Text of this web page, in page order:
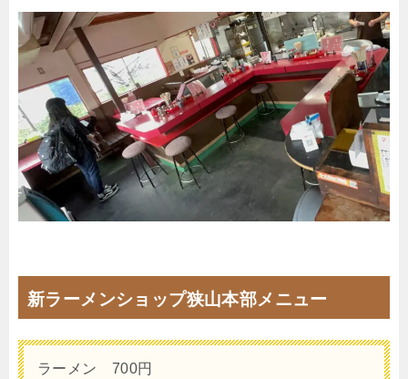
新ラーメンショップ狭山本部メニュー
ラーメン 700円